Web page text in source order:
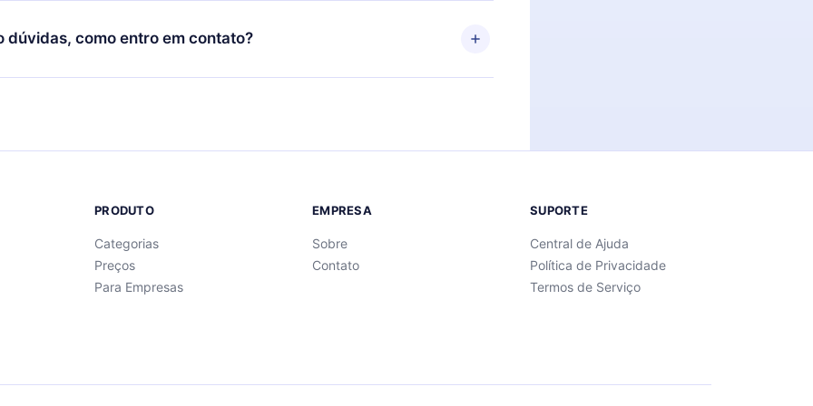
por não renovar sua assinatura do 12min, você pode cancelar a
e o próximo ciclo de cobrança não ocorrerá.
dúvidas, como entro em contato?
para entrar em contato porsupport@12min.com.
PRODUTO
Categorias
Preços
Para Empresas
EMPRESA
Sobre
Contato
SUPORTE
Central de Ajuda
Política de Privacidade
Termos de Serviço